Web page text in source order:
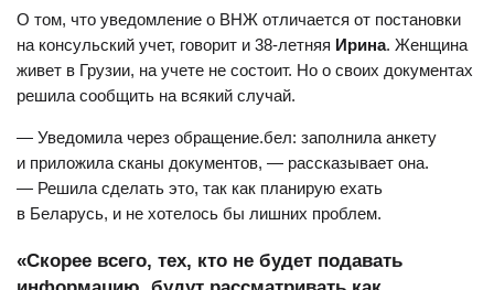
О том, что уведомление о ВНЖ отличается от постановки
на консульский учет, говорит и 38-летняя Ирина. Женщина
живет в Грузии, на учете не состоит. Но о своих документах
решила сообщить на всякий случай.
— Уведомила через обращение.бел: заполнила анкету
и приложила сканы документов, — рассказывает она.
— Решила сделать это, так как планирую ехать
в Беларусь, и не хотелось бы лишних проблем.
«Скорее всего, тех, кто не будет подавать